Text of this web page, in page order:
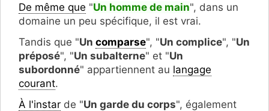
De même que "Un homme de main", dans un
domaine un peu spécifique, il est vrai.
Tandis que "Un comparse", "Un complice", "Un
préposé", "Un subalterne" et "Un
subordonné" appartiennent au langage
courant.
À l'instar de "Un garde du corps", également